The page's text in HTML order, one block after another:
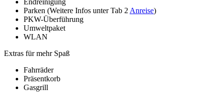
Endreinigung
Parken (Weitere Infos unter Tab 2 Anreise)
PKW-Überführung
Umweltpaket
WLAN
Extras für mehr Spaß
Fahrräder
Präsentkorb
Gasgrill